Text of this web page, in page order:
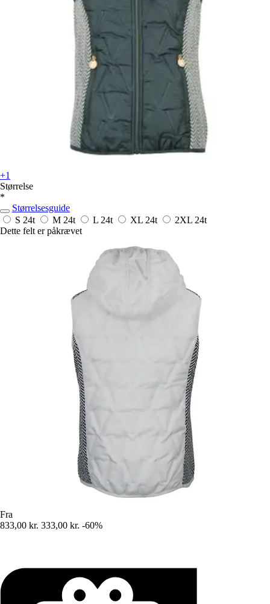
+1
Størrelse
*
Størrelsesguide
S 24t M 24t L 24t XL 24t 2XL 24t
Dette felt er påkrævet
Fra
833,00 kr. 333,00 kr. -60%